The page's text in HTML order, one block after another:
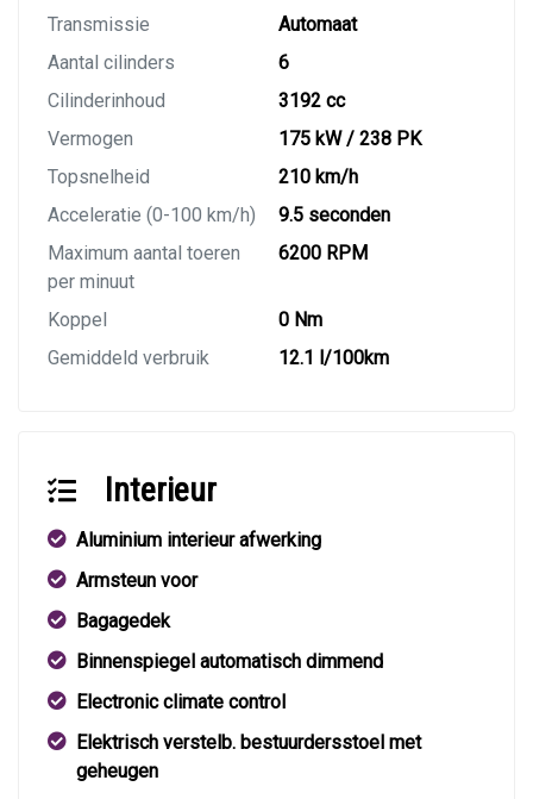
Transmissie
Automaat
Aantal cilinders
6
Cilinderinhoud
3192 cc
Vermogen
175 kW / 238 PK
Topsnelheid
210 km/h
Acceleratie (0-100 km/h)
9.5 seconden
Maximum aantal toeren
per minuut
6200 RPM
Koppel
0 Nm
Gemiddeld verbruik
12.1 l/100km
Interieur
Aluminium interieur afwerking
Armsteun voor
Bagagedek
Binnenspiegel automatisch dimmend
Electronic climate control
Elektrisch verstelb. bestuurdersstoel met
geheugen